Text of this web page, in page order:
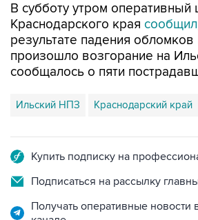
В субботу утром оперативный
Краснодарского края сообщил
результате падения
произошло возгорание на
сообщалось о пяти
Ильский НПЗ Краснодарский край
Купить подписку на
Подписаться на рассылку
Получать оперативные